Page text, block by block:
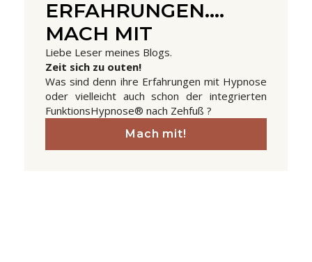
ERFAHRUNGEN....
MACH MIT
Liebe Leser meines Blogs.
Zeit sich zu outen!
Was sind denn ihre Erfahrungen mit Hypnose
oder vielleicht auch schon der integrierten
FunktionsHypnose® nach Zehfuß ?
Mach mit!